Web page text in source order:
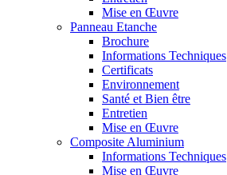
Mise en Œuvre
Panneau Etanche
Brochure
Informations Techniques
Certificats
Environnement
Santé et Bien être
Entretien
Mise en Œuvre
Composite Aluminium
Informations Techniques
Mise en Œuvre